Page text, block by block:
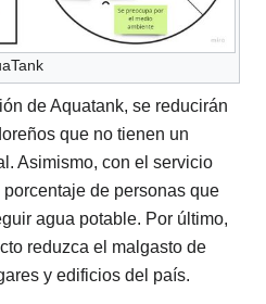
de Aquatank, se reducirán
que no tienen un
Asimismo, con el servicio
de personas que
agua potable. Por último,
reduzca el malgasto de
y edificios del país.